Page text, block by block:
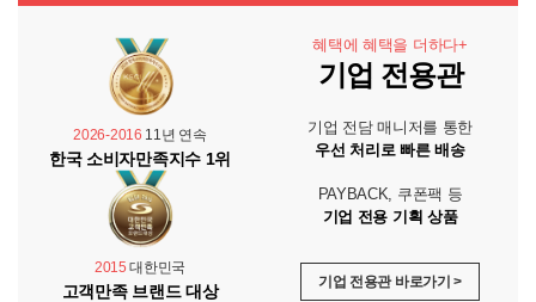
2026-2016 11년 연속
한국 소비자만족지수 1위
2015 대한민국
고객만족 브랜드 대상
혜택에 혜택을 더하다+
기업 전용관
기업 전담 매니저를 통한
우선 처리로 빠른 배송
PAYBACK, 쿠폰팩 등
기업 전용 기획 상품
기업 전용관 바로가기 >